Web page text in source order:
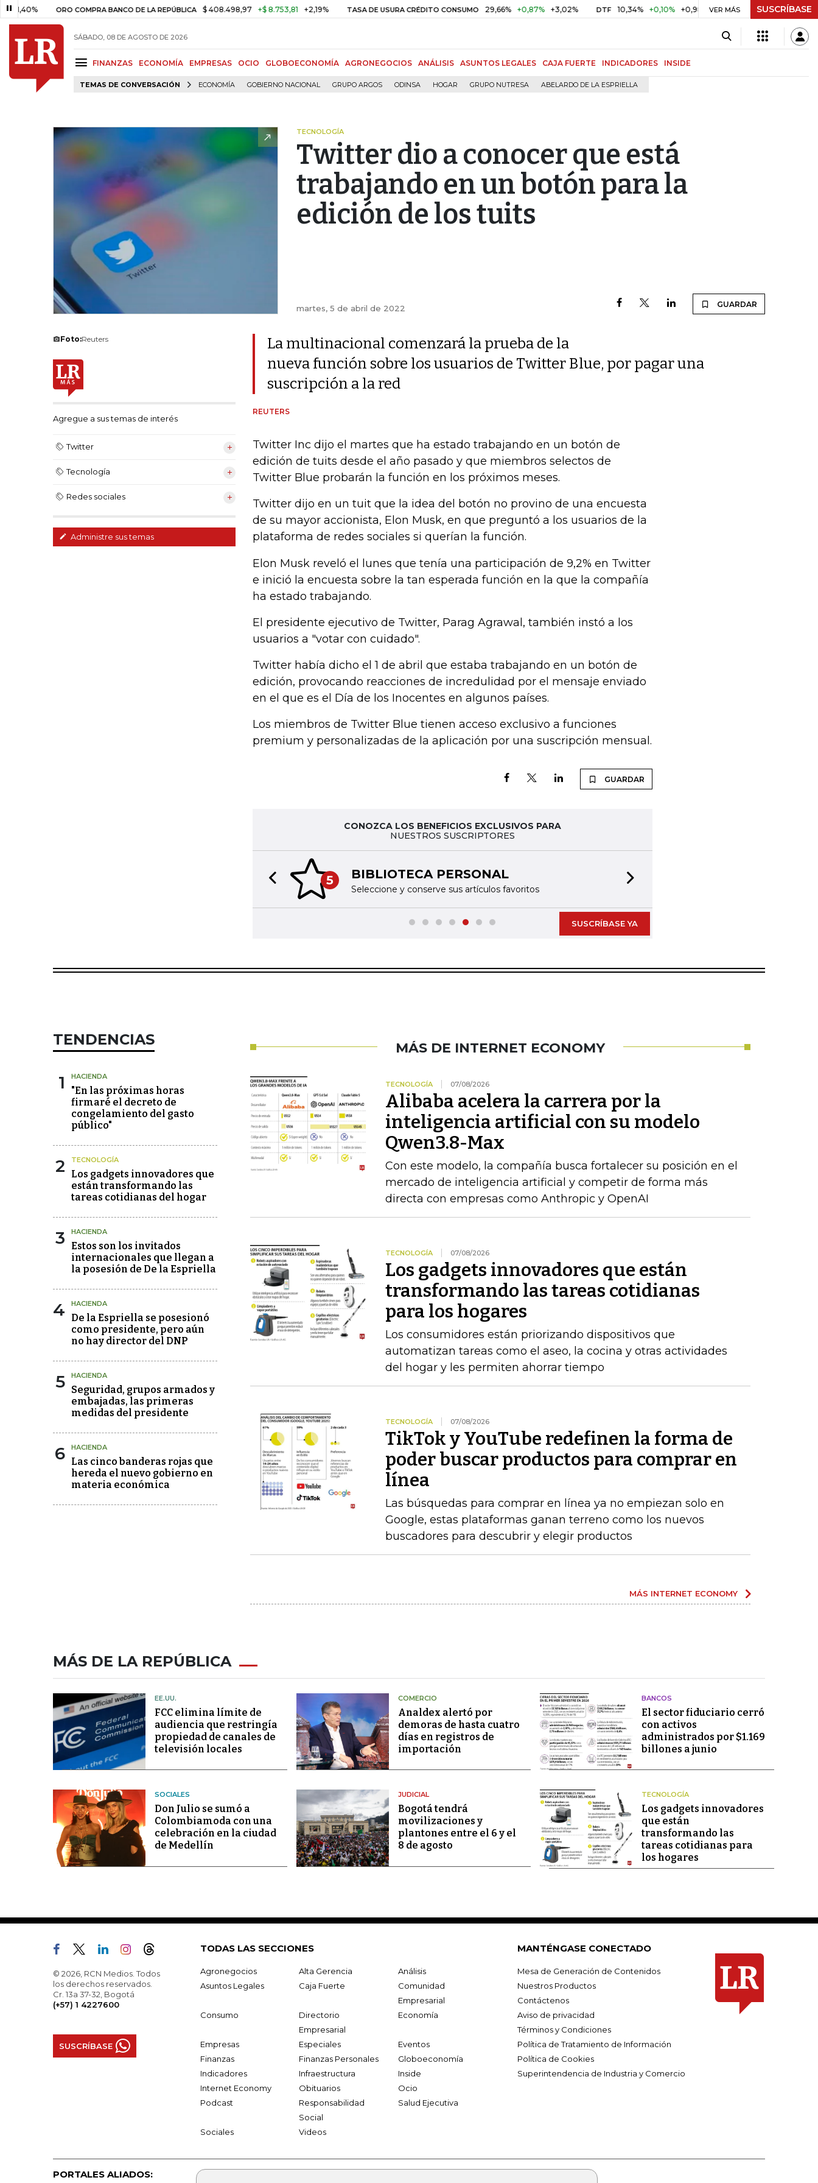
ORO COMPRA BANCO DE LA REPÚBLICA $ 408.498,97 +$ 8.753,81 +2,19% TASA DE USURA CRÉDITO CONSUMO 29,66% +0,87% +3,02% DTF 10,34% +0,10% +0,98% UVR $ 416,96 +$ 0,05 +0,01%
VER MÁS SUSCRÍBASE
SÁBADO, 08 DE AGOSTO DE 2026
FINANZAS ECONOMÍA EMPRESAS OCIO GLOBOECONOMÍA AGRONEGOCIOS ANÁLISIS ASUNTOS LEGALES CAJA FUERTE INDICADORES INSIDE
TEMAS DE CONVERSACIÓN ECONOMÍA GOBIERNO NACIONAL GRUPO ARGOS ODINSA HOGAR GRUPO NUTRESA ABELARDO DE LA ESPRIELLA
TECNOLOGÍA
Twitter dio a conocer que está
trabajando en un botón para la
edición de los tuits
martes, 5 de abril de 2022 GUARDAR
Foto:Reuters
Agregue a sus temas de interés
Twitter
Tecnología
Redes sociales
Administre sus temas
La multinacional comenzará la prueba de la
nueva función sobre los usuarios de Twitter Blue, por pagar una
suscripción a la red
REUTERS
Twitter Inc dijo el martes que ha estado trabajando en un botón de
edición de tuits desde el año pasado y que miembros selectos de
Twitter Blue probarán la función en los próximos meses.
Twitter dijo en un tuit que la idea del botón no provino de una encuesta
de su mayor accionista, Elon Musk, en que preguntó a los usuarios de la
plataforma de redes sociales si querían la función.
Elon Musk reveló el lunes que tenía una participación de 9,2% en Twitter
e inició la encuesta sobre la tan esperada función en la que la compañía
ha estado trabajando.
El presidente ejecutivo de Twitter, Parag Agrawal, también instó a los
usuarios a "votar con cuidado".
Twitter había dicho el 1 de abril que estaba trabajando en un botón de
edición, provocando reacciones de incredulidad por el mensaje enviado
en el que es el Día de los Inocentes en algunos países.
Los miembros de Twitter Blue tienen acceso exclusivo a funciones
premium y personalizadas de la aplicación por una suscripción mensual.
GUARDAR
CONOZCA LOS BENEFICIOS EXCLUSIVOS PARA
NUESTROS SUSCRIPTORES
5 BIBLIOTECA PERSONAL
Seleccione y conserve sus artículos favoritos
Previous slide
SUSCRÍBASE YA
TENDENCIAS
1 HACIENDA
"En las próximas horas
firmaré el decreto de
congelamiento del gasto
público"
2 TECNOLOGÍA
Los gadgets innovadores que
están transformando las
tareas cotidianas del hogar
3 HACIENDA
Estos son los invitados
internacionales que llegan a
la posesión de De la Espriella
4 HACIENDA
De la Espriella se posesionó
como presidente, pero aún
no hay director del DNP
5 HACIENDA
Seguridad, grupos armados y
embajadas, las primeras
medidas del presidente
6 HACIENDA
Las cinco banderas rojas que
hereda el nuevo gobierno en
materia económica
MÁS DE INTERNET ECONOMY
TECNOLOGÍA 07/08/2026
Alibaba acelera la carrera por la
inteligencia artificial con su modelo
Qwen3.8-Max
Con este modelo, la compañía busca fortalecer su posición en el
mercado de inteligencia artificial y competir de forma más
directa con empresas como Anthropic y OpenAI
TECNOLOGÍA 07/08/2026
Los gadgets innovadores que están
transformando las tareas cotidianas
para los hogares
Los consumidores están priorizando dispositivos que
automatizan tareas como el aseo, la cocina y otras actividades
del hogar y les permiten ahorrar tiempo
TECNOLOGÍA 07/08/2026
TikTok y YouTube redefinen la forma de
poder buscar productos para comprar en
línea
Las búsquedas para comprar en línea ya no empiezan solo en
Google, estas plataformas ganan terreno como los nuevos
buscadores para descubrir y elegir productos
MÁS INTERNET ECONOMY
MÁS DE LA REPÚBLICA
EE.UU.
FCC elimina límite de
audiencia que restringía
propiedad de canales de
televisión locales
COMERCIO
Analdex alertó por
demoras de hasta cuatro
días en registros de
importación
BANCOS
El sector fiduciario cerró
con activos
administrados por $1.169
billones a junio
SOCIALES
Don Julio se sumó a
Colombiamoda con una
celebración en la ciudad
de Medellín
JUDICIAL
Bogotá tendrá
movilizaciones y
plantones entre el 6 y el
8 de agosto
TECNOLOGÍA
Los gadgets innovadores
que están
transformando las
tareas cotidianas para
los hogares
© 2026, RCN Medios. Todos
los derechos reservados.
Cr. 13a 37-32, Bogotá
(+57) 1 4227600
SUSCRÍBASE
TODAS LAS SECCIONES
Agronegocios Alta Gerencia
Análisis
Asuntos Legales
Caja Fuerte
Comunidad
Empresarial
Consumo
Directorio
Empresarial
Economía
Empresas Especiales
Eventos
Finanzas
Finanzas Personales
Globoeconomía
Indicadores
Infraestructura
Inside
Internet Economy
Obituarios
Ocio
Podcast
Responsabilidad
Social
Salud Ejecutiva
Sociales Videos
MANTÉNGASE CONECTADO
Mesa de Generación de Contenidos
Nuestros Productos
Contáctenos
Aviso de privacidad
Términos y Condiciones
Política de Tratamiento de Información
Política de Cookies
Superintendencia de Industria y Comercio
PORTALES ALIADOS: